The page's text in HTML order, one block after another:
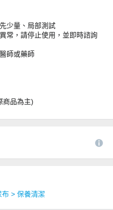
少量、局部測試
常，請停止使用，並即時諮詢
師或藥師
商品為主)
布 > 保養清潔